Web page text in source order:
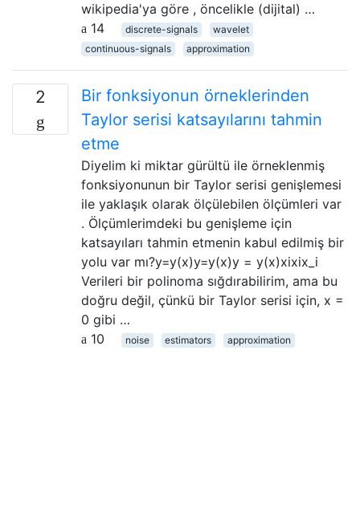
wikipedia'ya göre , öncelikle (dijital) …
14
discrete-signals
wavelet
continuous-signals
approximation
2
Bir fonksiyonun örneklerinden
Taylor serisi katsayılarını tahmin
etme
Diyelim ki miktar gürültü ile örneklenmiş
fonksiyonunun bir Taylor serisi genişlemesi
ile yaklaşık olarak ölçülebilen ölçümleri var
. Ölçümlerimdeki bu genişleme için
katsayıları tahmin etmenin kabul edilmiş bir
yolu var mı?y=y(x)y=y(x)y = y(x)xixix_i
Verileri bir polinoma sığdırabilirim, ama bu
doğru değil, çünkü bir Taylor serisi için, x =
0 gibi …
10
noise estimators approximation